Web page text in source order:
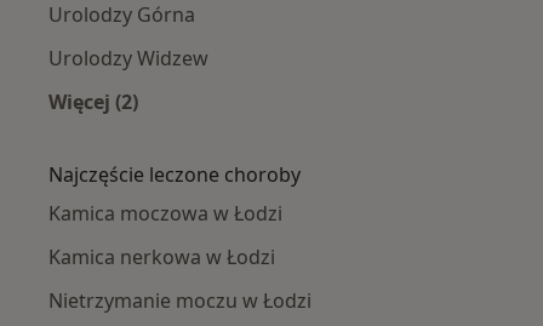
Urolodzy Górna
Urolodzy Widzew
Więcej (2)
Najczęście leczone choroby
Kamica moczowa w Łodzi
Kamica nerkowa w Łodzi
Nietrzymanie moczu w Łodzi